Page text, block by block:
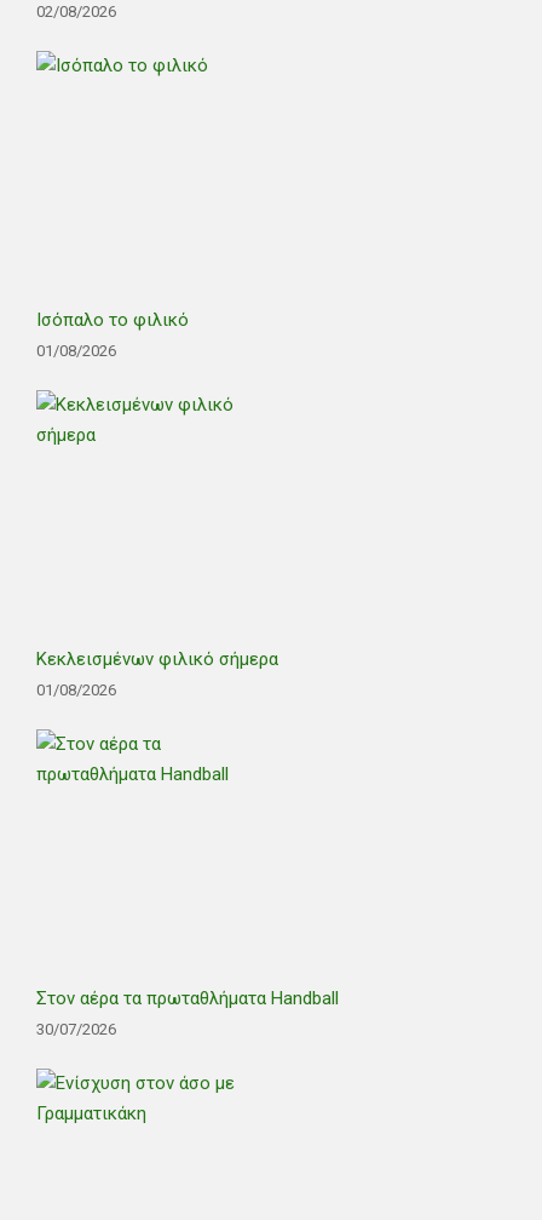
02/08/2026
Ισόπαλο το φιλικό
01/08/2026
Κεκλεισμένων φιλικό σήμερα
01/08/2026
Στον αέρα τα πρωταθλήματα Handball
30/07/2026